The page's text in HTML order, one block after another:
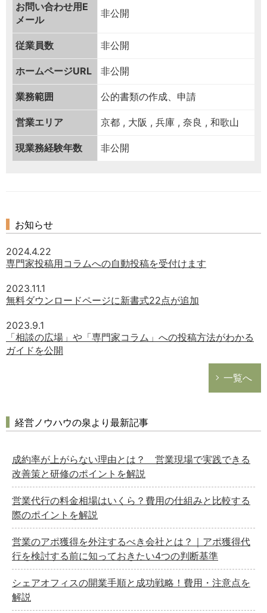
お問い合わせ用 E
メール
非公開
従業員数 非公開
ホームページURL 非公開
業務範囲 公的書類の作成、申請
営業エリア 京都 , 大阪 , 兵庫 , 奈良 , 和歌山
現業務経験年数 非公開
お知らせ
2024.4.22
専門家投稿用コラムへの自動投稿を受付けます
2023.11.1
無料ダウンロードページに新書式22点が追加
2023.9.1
「相談の広場」や「専門家コラム」への投稿方法がわかる
ガイドを公開
一覧へ
経営ノウハウの泉より最新記事
成約率が上がらない理由とは？ 営業現場で実践できる
改善策と研修のポイントを解説
営業代行の料金相場はいくら？費用の仕組みと比較する
際のポイントを解説
営業のアポ獲得を外注するべき会社とは？｜アポ獲得代
行を検討する前に知っておきたい4つの判断基準
シェアオフィスの開業手順と成功戦略！費用・注意点を
解説